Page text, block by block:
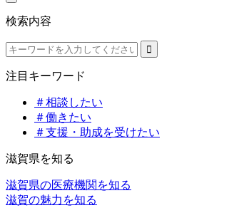
検索内容
注目キーワード
＃相談したい
＃働きたい
＃支援・助成を受けたい
滋賀県を知る
滋賀県の医療機関を知る
滋賀の魅力を知る